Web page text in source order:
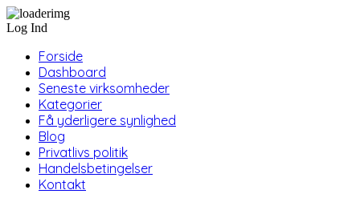
Log Ind
Forside
Dashboard
Seneste virksomheder
Kategorier
Få yderligere synlighed
Blog
Privatlivs politik
Handelsbetingelser
Kontakt